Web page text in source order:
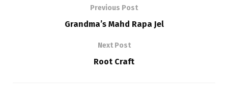
Previous Post
Grandma’s Mahd Rapa Jel
Next Post
Root Craft